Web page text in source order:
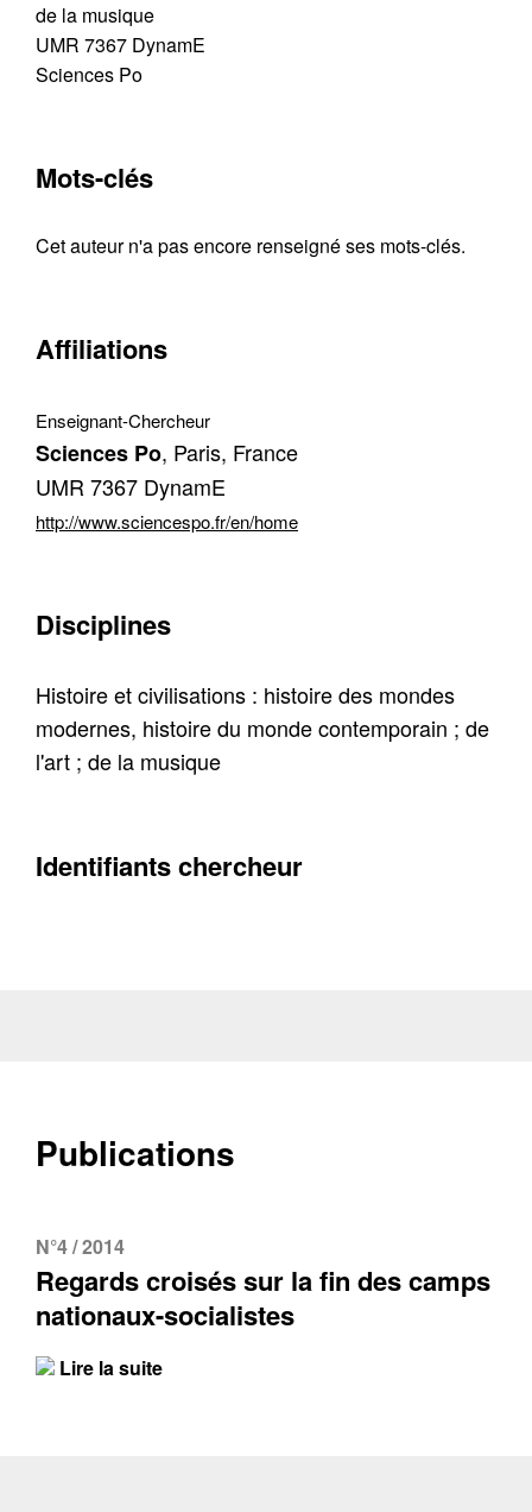
de la musique
UMR 7367 DynamE
Sciences Po
Mots-clés
Cet auteur n'a pas encore renseigné ses mots-clés.
Affiliations
Enseignant-Chercheur
Sciences Po, Paris, France
UMR 7367 DynamE
http://www.sciencespo.fr/en/home
Disciplines
Histoire et civilisations : histoire des mondes
modernes, histoire du monde contemporain ; de
l'art ; de la musique
Identifiants chercheur
Publications
N°4 / 2014
Regards croisés sur la fin des camps
nationaux-socialistes
Lire la suite